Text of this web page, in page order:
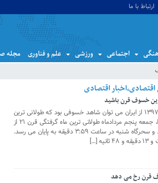
ارتباط با ما
اجتماعی ورزشی علم و فناوری مجله
خسوف قرن باشید
شامگاه جمعه پنجم مرداد ۱۳۹۷ از ایران می توان شاهد خسوفی بود که طولانی ترین
گرفت قرن ۲۱ نام دارد. فردا، جمعه پنجم مردادماه طولانی ترین ماه گرفتگی قرن ۲۱ از
ساعت ۲۱:۴۴ آغاز می شود و سحرگاه شنبه در ساعت ۳:۵۹ دقیقه به پایان می رسد.
[…]